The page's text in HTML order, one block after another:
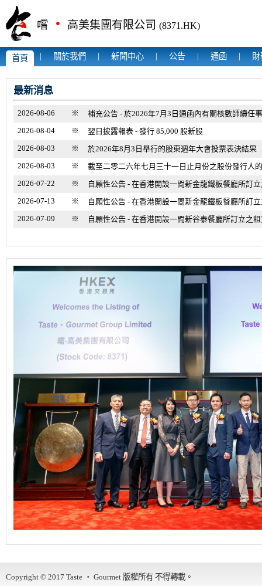
嚐 ‧ 高美集團有限公司 (8371.HK)
首頁 | 關於我們 | 新聞中心 | 公告 | 通函 |
最新消息
2026-08-06 ※
補充公告 - 於2026年7月3日通函內有關核數師續任
2026-08-04
※
翌日披露報表 - 發行 85,000 股新股
2026-08-03
※
於2026年8月3日舉行的股東週年大會投票表決結果
2026-08-03
※
截至二零二六年七月三十一日止月份之股份發行人
2026-07-22
※
自願性公告 - 在香港開設一間新金龍鐵板餐廳所訂
2026-07-13
※
自願性公告 - 在香港開設一間新金龍鐵板餐廳所訂
2026-07-09
※ 自願性公告 - 在香港開設一間新谷泰餐廳所訂立之
Copyright © 2017 Taste ‧ Gourmet 版權所有 不得轉載。